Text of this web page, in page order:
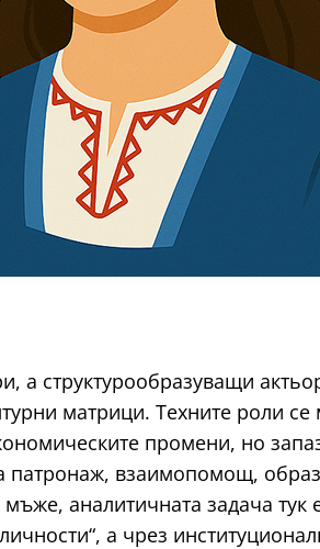
а структурообразуващи
матрици. Техните роли
промени, но
взаимопомощ,
аналитичната задача
а чрез